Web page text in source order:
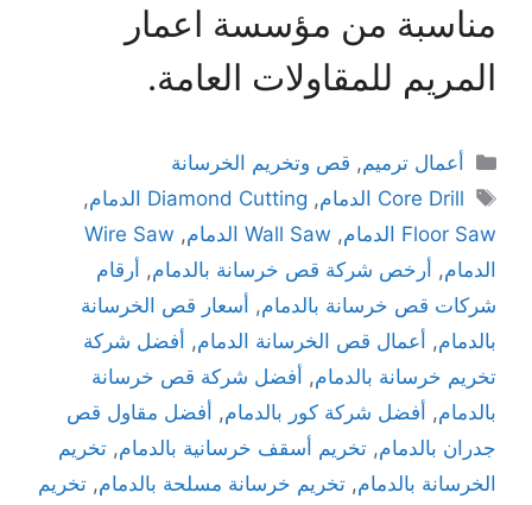
مناسبة من مؤسسة اعمار
المريم للمقاولات العامة.
أعمال ترميم, قص وتخريم الخرسانة
Core Drill الدمام
, Diamond Cutting الدمام
,
Floor Saw الدمام
, Wall Saw الدمام ,
Wire Saw
الدمام, أرخص شركة قص خرسانة بالدمام, أرقام
شركات قص خرسانة بالدمام, أسعار قص الخرسانة
بالدمام, أعمال قص الخرسانة الدمام, أفضل شركة
تخريم خرسانة بالدمام, أفضل شركة قص خرسانة
بالدمام, أفضل شركة كور بالدمام, أفضل مقاول قص
جدران بالدمام, تخريم أسقف خرسانية بالدمام, تخريم
الخرسانة بالدمام, تخريم خرسانة مسلحة بالدمام, تخريم